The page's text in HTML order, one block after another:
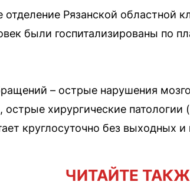
Рязанской областной
были госпитализированы по
– острые нарушения
хирургические патологии
круглосуточно без выходных
ЧИТАЙТЕ